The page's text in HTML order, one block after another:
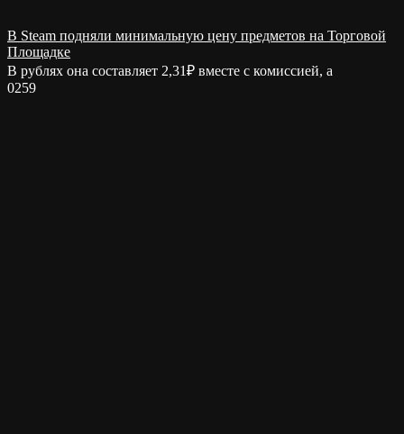
В Steam подняли минимальную цену предметов на Торговой
Площадке
В рублях она составляет 2,31₽ вместе с комиссией, а
0259